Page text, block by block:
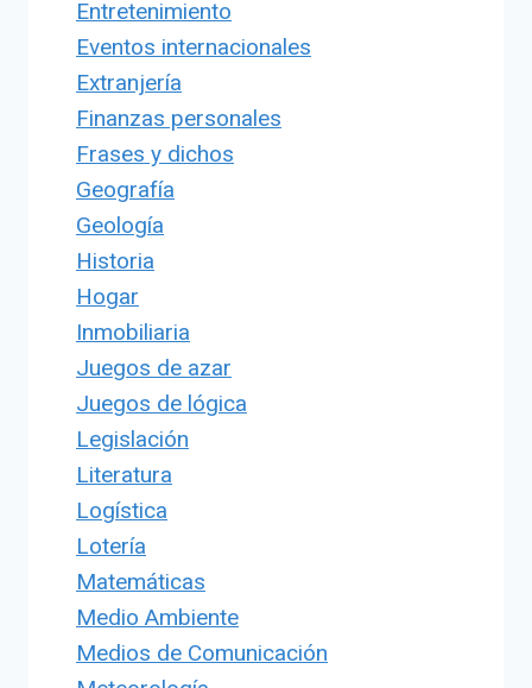
Entretenimiento
Eventos internacionales
Extranjería
Finanzas personales
Frases y dichos
Geografía
Geología
Historia
Hogar
Inmobiliaria
Juegos de azar
Juegos de lógica
Legislación
Literatura
Logística
Lotería
Matemáticas
Medio Ambiente
Medios de Comunicación